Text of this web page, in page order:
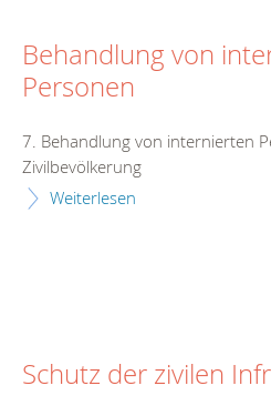
Behandlung von
Personen
7. Behandlung von internierten
Zivilbevölkerung
Weiterlesen
Schutz der zivilen